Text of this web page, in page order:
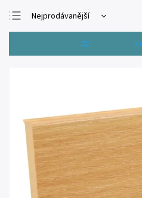
Nejprodávanější
Nejlevnější
Nejdražší